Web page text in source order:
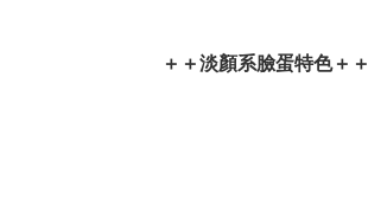
＋＋淡顏系臉蛋特色＋＋